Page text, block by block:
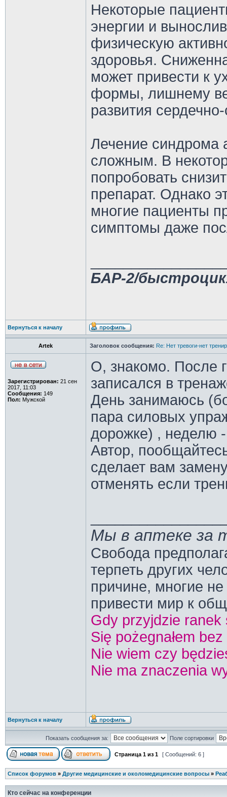
Некоторые
энергии и
физическую
здоровья.
может привести к
формы, лишнему
развития
Лечение синдрома
сложным. В
попробовать
препарат. Однако
многие пациенты
симптомы даже
БАР-2/
Вернуться к началу
Artek Заголовок сообщения: Re: Нет тревоги-нет
Зарегистрирован: 21 сен
2017, 11:03
Сообщения: 149
Пол: Мужской
О, знакомо. После
записался в
День занимаюсь
пара силовых
дорожке) , неделю
Автор,
сделает вам
отменять если
Мы в аптеке за
Свобода
терпеть других
причине, многие
привести мир к
Gdy przyjdzie
Się pożegnałem
Nie wiem czy
Nie ma znaczenia
Вернуться к началу
Показать сообщения за: Поле сортировки
Страница 1из 1 [ Сообщений: 6 ]
Список форумов» Другие медицинские и околомедицинские вопросы»
Кто сейчас на конференции